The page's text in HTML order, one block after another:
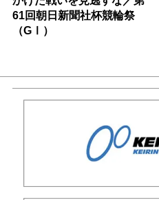
61回朝日新聞社杯競輪祭
（GⅠ）